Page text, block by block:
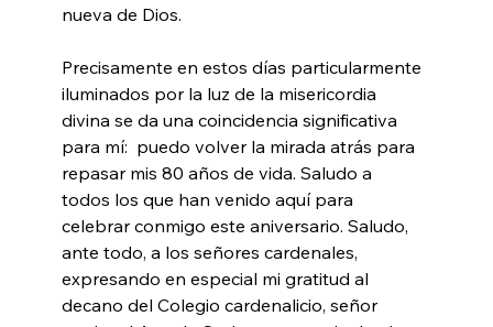
nueva de Dios.
Precisamente en estos días particularmente
iluminados por la luz de la misericordia
divina se da una coincidencia significativa
para mí:  puedo volver la mirada atrás para
repasar mis 80 años de vida. Saludo a
todos los que han venido aquí para
celebrar conmigo este aniversario. Saludo,
ante todo, a los señores cardenales,
expresando en especial mi gratitud al
decano del Colegio cardenalicio, señor